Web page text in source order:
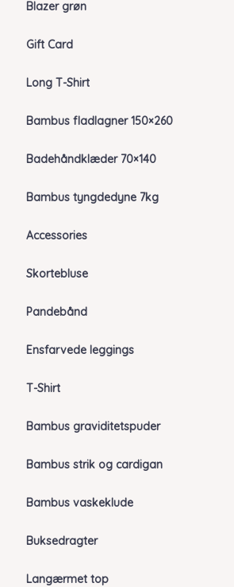
Blazer grøn
Gift Card
Long T-Shirt
Bambus fladlagner 150×260
Badehåndklæder 70×140
Bambus tyngdedyne 7kg
Accessories
Skortebluse
Pandebånd
Ensfarvede leggings
T-Shirt
Bambus graviditetspuder
Bambus strik og cardigan
Bambus vaskeklude
Buksedragter
Langærmet top